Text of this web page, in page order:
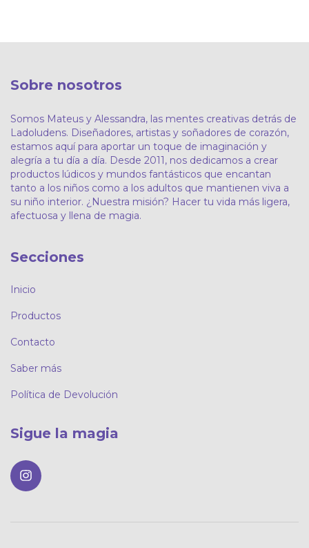
Sobre nosotros
Somos Mateus y Alessandra, las mentes creativas detrás de
Ladoludens. Diseñadores, artistas y soñadores de corazón,
estamos aquí para aportar un toque de imaginación y
alegría a tu día a día. Desde 2011, nos dedicamos a crear
productos lúdicos y mundos fantásticos que encantan
tanto a los niños como a los adultos que mantienen viva a
su niño interior. ¿Nuestra misión? Hacer tu vida más ligera,
afectuosa y llena de magia.
Secciones
Inicio
Productos
Contacto
Saber más
Política de Devolución
Sigue la magia